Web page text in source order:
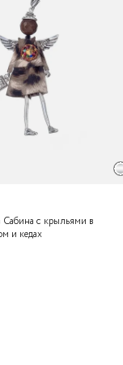
Москва
пассаж",
Сабина с крыльями в
и кедах